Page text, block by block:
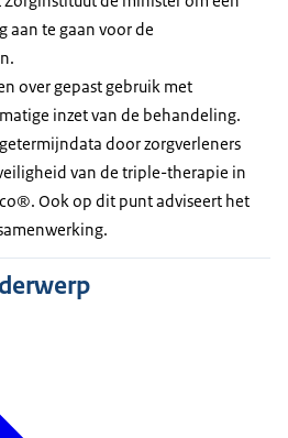
aan te gaan voor de
over gepast gebruik met
inzet van de behandeling.
door zorgverleners
van de triple-therapie in
Ook op dit punt adviseert het